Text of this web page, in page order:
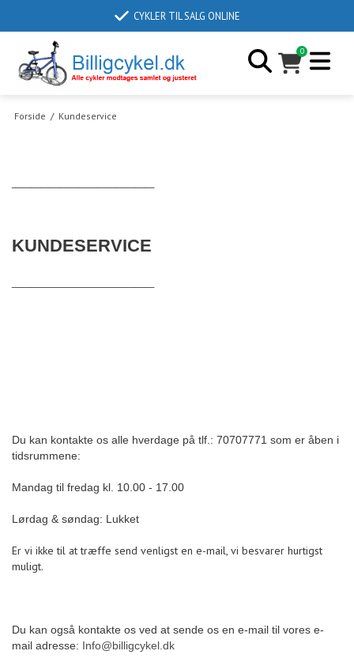
CYKLER TIL SALG ONLINE
0
Forside / Kundeservice
KUNDESERVICE
Du kan kontakte os alle hverdage på tlf.: 70707771 som er åben i
tidsrummene:
Mandag til fredag kl. 10.00 - 17.00
Lørdag & søndag: Lukket
Er vi ikke til at træffe send venligst en e-mail, vi besvarer hurtigst
muligt.
Du kan også kontakte os ved at sende os en e-mail til vores e-
mail adresse: Info@billigcykel.dk